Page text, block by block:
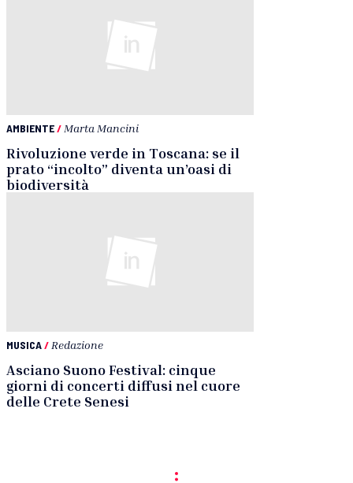
AMBIENTE/ Marta Mancini
Rivoluzione verde in Toscana: se il
prato “incolto” diventa un’oasi di
biodiversità
MUSICA/ Redazione
Asciano Suono Festival: cinque
giorni di concerti diffusi nel cuore
delle Crete Senesi